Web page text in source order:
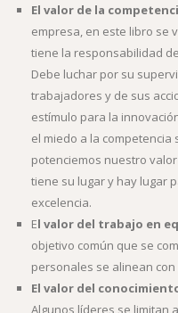
El valor de la
empresa, en este libro se
tiene la responsabilidad
Debe luchar por su
trabajadores y de sus
estímulo para la
el miedo a la
potenciemos nuestro
tiene su lugar y hay lugar
excelencia.
El valor del trabajo en
objetivo común que se
personales se alinean
El valor del
Algunos líderes se limitan